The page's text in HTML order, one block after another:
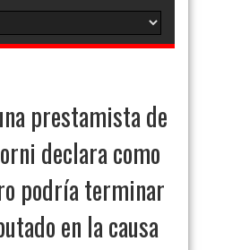
prestamista de
declara como
podría terminar
en la causa